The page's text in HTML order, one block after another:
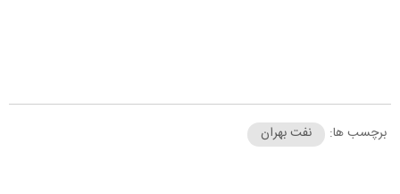
برچسب ها: نفت بهران